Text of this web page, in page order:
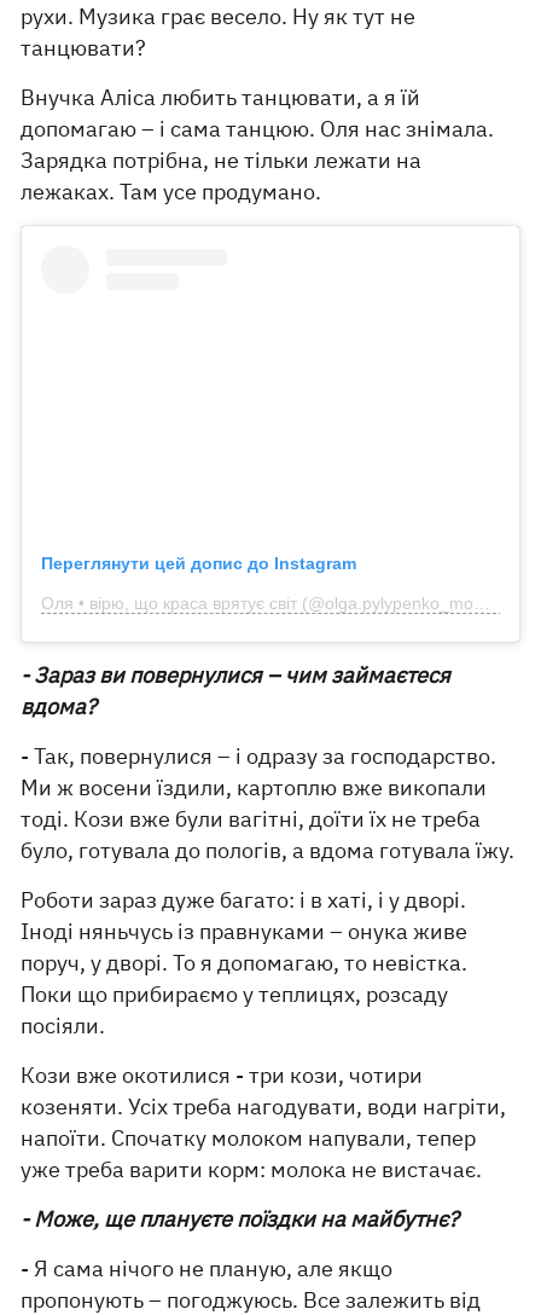
рухи. Музика грає весело. Ну як тут не
танцювати?
Внучка Аліса любить танцювати, а я їй
допомагаю – і сама танцюю. Оля нас знімала.
Зарядка потрібна, не тільки лежати на
лежаках. Там усе продумано.
Переглянути цей допис до Instagram
- Зараз ви повернулися – чим займаєтеся
вдома?
- Так, повернулися – і одразу за господарство.
Ми ж восени їздили, картоплю вже викопали
тоді. Кози вже були вагітні, доїти їх не треба
було, готувала до пологів, а вдома готувала їжу.
Роботи зараз дуже багато: і в хаті, і у дворі.
Іноді няньчусь із правнуками – онука живе
поруч, у дворі. То я допомагаю, то невістка.
Поки що прибираємо у теплицях, розсаду
посіяли.
Кози вже окотилися - три кози, чотири
козеняти. Усіх треба нагодувати, води нагріти,
напоїти. Спочатку молоком напували, тепер
уже треба варити корм: молока не вистачає.
- Може, ще плануєте поїздки на майбутнє?
- Я сама нічого не планую, але якщо
пропонують – погоджуюсь. Все залежить від